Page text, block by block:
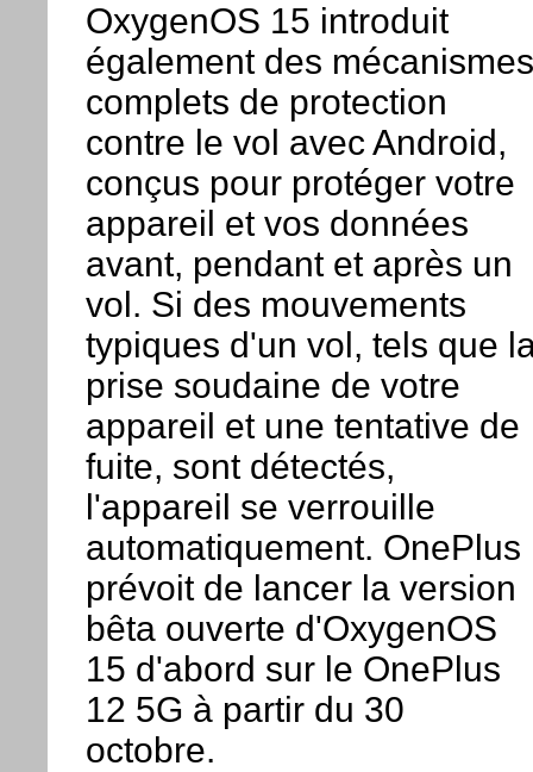
OxygenOS 15 introduit
également des mécanismes
complets de protection
contre le vol avec Android,
conçus pour protéger votre
appareil et vos données
avant, pendant et après un
vol. Si des mouvements
typiques d'un vol, tels que
prise soudaine de votre
appareil et une tentative de
fuite, sont détectés,
l'appareil se verrouille
automatiquement. OnePlus
prévoit de lancer la version
bêta ouverte d'OxygenOS
15 d'abord sur le OnePlus
12 5G à partir du 30
octobre.